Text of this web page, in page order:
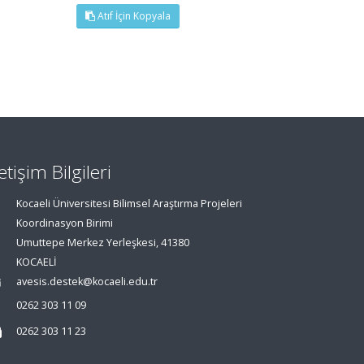
Atıf İçin Kopyala
Bilgileri
Kocaeli Üniversitesi Bilimsel Araştırma Projeleri
Koordinasyon Birimi
Umuttepe Merkez Yerleşkesi, 41380
KOCAELİ
avesis.destek@kocaeli.edu.tr
0262 303 11 09
0262 303 11 23